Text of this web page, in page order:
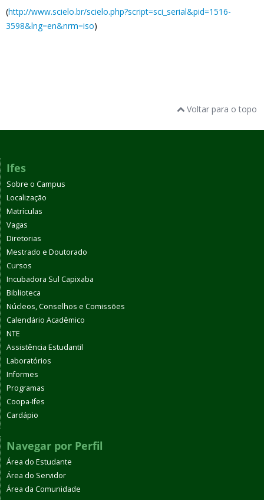
(http://www.scielo.br/scielo.php?script=sci_serial&pid=1516-
3598&lng=en&nrm=iso)
Voltar para o topo
Ifes
Sobre o Campus
Localização
Matrículas
Vagas
Diretorias
Mestrado e Doutorado
Cursos
Incubadora Sul Capixaba
Biblioteca
Núcleos, Conselhos e Comissões
Calendário Acadêmico
NTE
Assistência Estudantil
Laboratórios
Informes
Programas
Coopa-Ifes
Cardápio
Navegar por Perfil
Área do Estudante
Área do Servidor
Área da Comunidade